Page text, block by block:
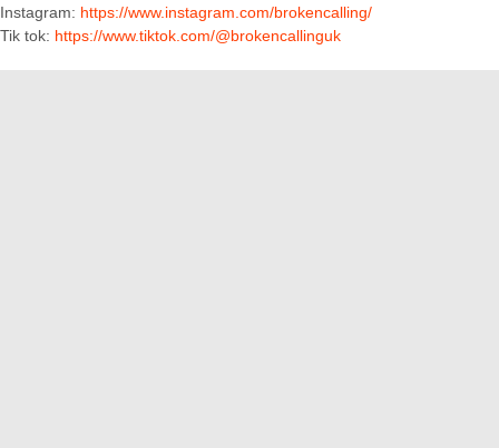
Instagram: https://www.instagram.com/brokencalling/
Tik tok: https://www.tiktok.com/@brokencallinguk